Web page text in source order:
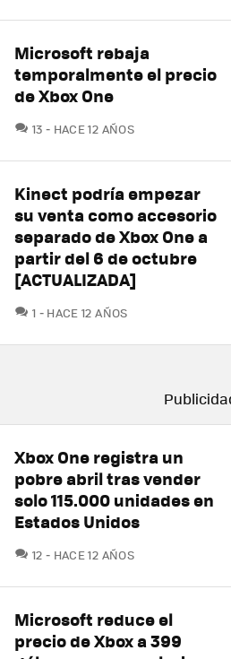
Microsoft rebaja
temporalmente el precio
de Xbox One
13 COMENTARIOS
HACE 12 AÑOS
Kinect podría empezar
su venta como accesorio
separado de Xbox One a
partir del 6 de octubre
[ACTUALIZADA]
1 COMENTARIOS
HACE 12 AÑOS
Xbox One registra un
pobre abril tras vender
solo 115.000 unidades en
Estados Unidos
12 COMENTARIOS
HACE 12 AÑOS
Microsoft reduce el
precio de Xbox a 399